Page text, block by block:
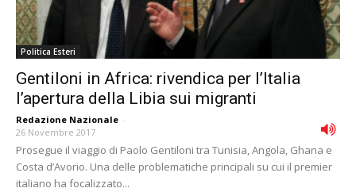
Politica Esteri
Gentiloni in Africa: rivendica per l’Italia
l’apertura della Libia sui migranti
Redazione Nazionale -
26 Novembre 2017
Prosegue il viaggio di Paolo Gentiloni tra Tunisia, Angola, Ghana e
Costa d’Avorio. Una delle problematiche principali su cui il premier
italiano ha focalizzato...